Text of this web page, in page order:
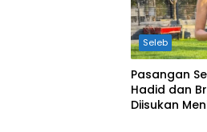
Seleb
Pasangan
Hadid dan
Diisukan